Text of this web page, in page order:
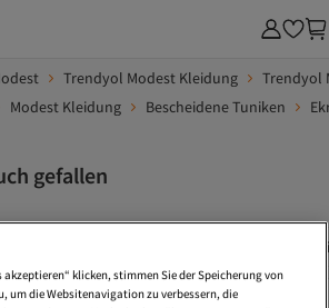
Trendyol Modest Kleidung
Trendyol
Modest Kleidung Bescheidene Tuniken
gefallen
Alles Sehen
akzeptieren“ klicken, stimmen Sie der Speicherung von
um die Websitenavigation zu verbessern, die